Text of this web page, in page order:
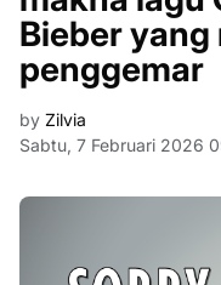
Bieber
penggemar
by Zilvia
Sabtu, 7 Februari 2026